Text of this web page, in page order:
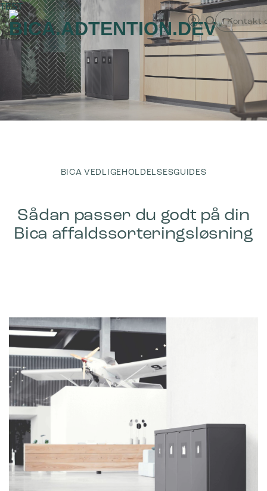
TEST
Fortsæt
til
indhold
Kontakt
BICA VEDLIGEHOLDELSESGUIDES
Sådan passer du godt på din
Bica affaldssorteringsløsning